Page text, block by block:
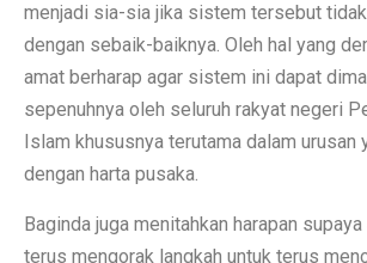
menjadi sia-sia jika sistem tersebut
dengan sebaik-baiknya. Oleh hal yang
amat berharap agar sistem ini dapat
sepenuhnya oleh seluruh rakyat negeri
Islam khususnya terutama dalam urusan
dengan harta pusaka.
Baginda juga menitahkan harapan
terus mengorak langkah untuk terus